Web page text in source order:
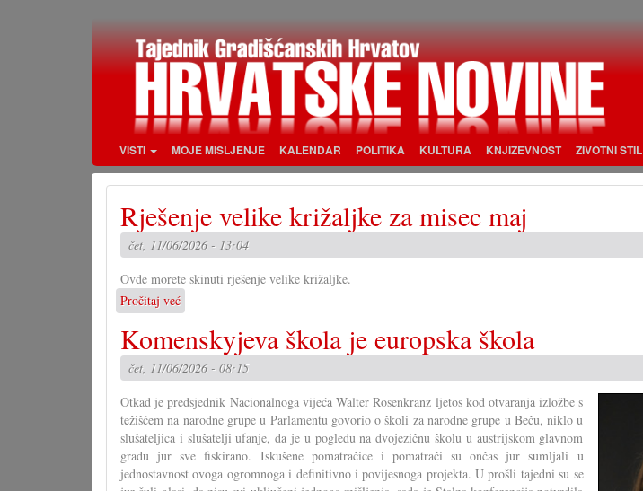
VISTI MOJE MIŠLJENJE KALENDAR POLITIKA KULTURA KNJIŽEVNOST ŽIVOTNI STIL
Rješenje velike križaljke za misec maj
čet, 11/06/2026 - 13:04
Ovde morete skinuti rješenje velike križaljke.
Pročitaj već
Rješenje
velike
križaljke
za
maj
Komenskyjeva škola je europska škola
čet, 11/06/2026 - 08:15
Otkad je predsjednik Nacionalnoga vijeća Walter Rosenkranz ljetos kod otvaranja izložbe s
težišćem na narodne grupe u Parlamentu govorio o školi za narodne grupe u Beču, niklo u
slušateljica i slušatelji ufanje, da je u pogledu na dvojezičnu školu u austrijskom glavnom
gradu jur sve fiskirano. Iskušene pomatračice i pomatrači su ončas jur sumljali u
jednostavnost ovoga ogromnoga i definitivno i povijesnoga projekta. U prošli tajedni su se